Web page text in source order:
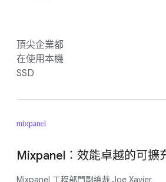
頂尖企業都
在使用本機
SSD
Mixpanel：效能卓越的可擴
Mixpanel 工程部門副總裁 Joe Xavier